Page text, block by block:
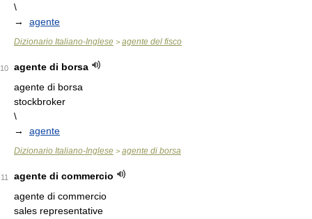
\
→ agente
Dizionario Italiano-Inglese > agente del fisco
10
agente di borsa
agente di borsa
stockbroker
\
→ agente
Dizionario Italiano-Inglese > agente di borsa
11
agente di commercio
agente di commercio
sales representative